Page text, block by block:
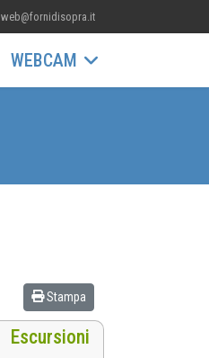
web@fornidisopra.it
WEBCAM
Stampa
Escursioni